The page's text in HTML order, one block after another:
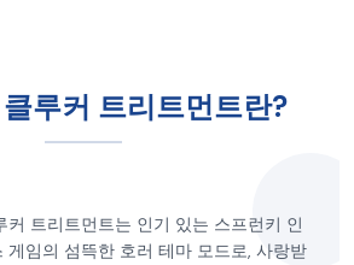
루커 트리트먼트란?
커 트리트먼트는 인기 있는 스프런키 인
게임의 섬뜩한 호러 테마 모드로, 사랑받